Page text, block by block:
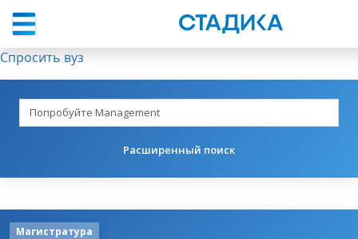
Спросить вуз
Расширенный поиск
Магистратура